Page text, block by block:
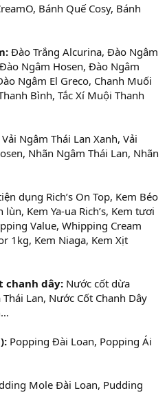
Bánh Quế Cosy, Bánh
Đào Trắng Alcurina, Đào Ngâm
Ngâm Hosen, Đào Ngâm
Ngâm El Greco, Chanh Muối
Bình, Tắc Xí Muội Thanh
Vải Ngâm Thái Lan Xanh, Vải
Nhãn Ngâm Thái Lan, Nhãn
dụng Rich’s On Top, Kem Béo
lùn, Kem Ya-ua Rich’s, Kem tươi
Value, Whipping Cream
1kg, Kem Niaga, Kem Xịt
chanh dây: Nước cốt dừa
Lan, Nước Cốt Chanh Dây
Popping Đài Loan, Popping Ái
Mole Đài Loan, Pudding